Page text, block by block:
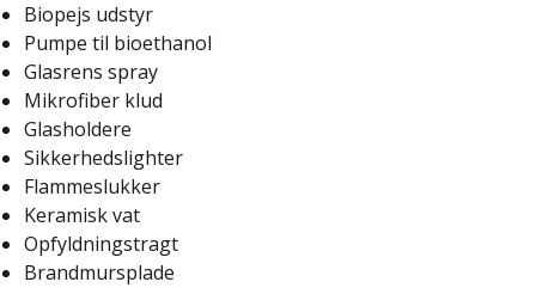
Biopejs udstyr
Pumpe til bioethanol
Glasrens spray
Mikrofiber klud
Glasholdere
Sikkerhedslighter
Flammeslukker
Keramisk vat
Opfyldningstragt
Brandmursplade